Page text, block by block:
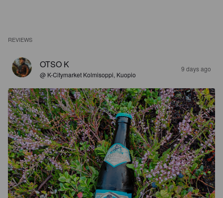
REVIEWS
OTSO K
@ K-Citymarket Kolmisoppi, Kuopio
9 days ago